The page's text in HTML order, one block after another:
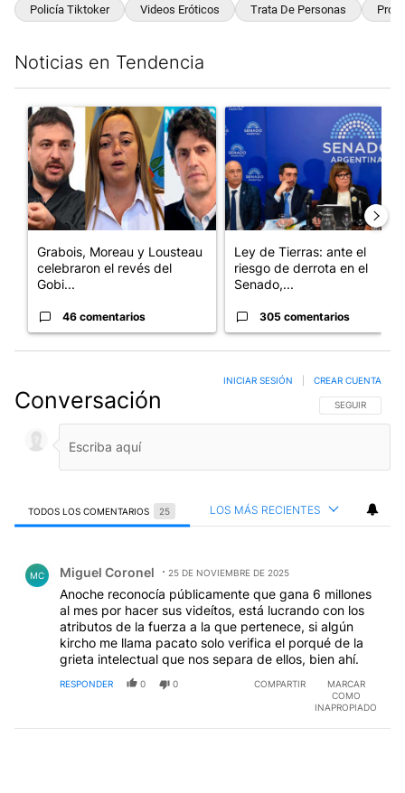
Policía Tiktoker Videos Eróticos Trata De Personas
Noticias en Tendencia
Un artículo de tendencia con el título "Grabois, Moreau y
Grabois, Moreau y Lousteau
celebraron el revés del
Gobi...
46 comentarios
Un artículo de tendencia con
Ley de Tierras: ante el
riesgo de derrota en el
Senado,...
305 comentarios
Conversación SIGA ESTA
SEGUIR
INICIAR SESIÓN CREAR CUENTA
TODOS LOS COMENTARIOS 25 LOS MÁS RECIENTES
MC Miguel Coronel 25 DE NOVIEMBRE DE 2025
Anoche reconocía públicamente que gana 6 millones
al mes por hacer sus videítos, está lucrando con los
atributos de la fuerza a la que pertenece, si algún
kircho me llama pacato solo verifica el porqué de la
grieta intelectual que nos separa de ellos, bien ahí.
RESPONDER 0 0 COMPARTIR
MARCAR
COMO
INAPROPIADO